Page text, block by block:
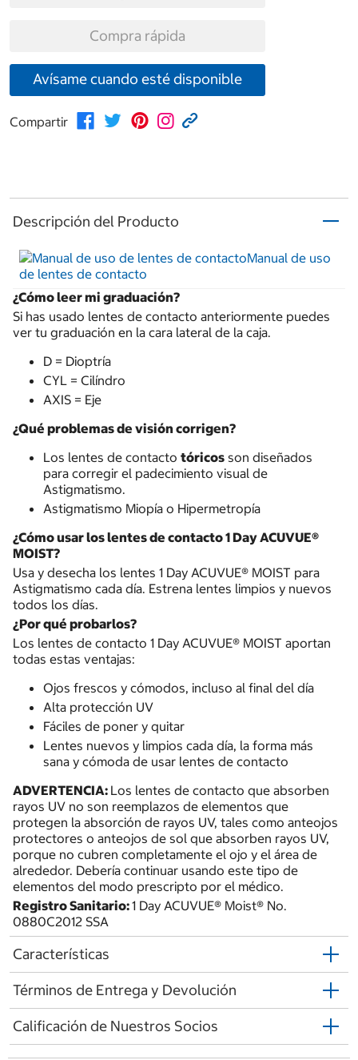
Compra rápida
Avísame cuando esté disponible
Compartir
Descripción del Producto
Manual de uso
de lentes de contacto
¿Cómo leer mi graduación?
Si has usado lentes de contacto anteriormente puedes
ver tu graduación en la cara lateral de la caja.
D = Dioptría
CYL = Cilíndro
AXIS = Eje
¿Qué problemas de visión corrigen?
Los lentes de contacto tóricosson diseñados
para corregir el padecimiento visual de
Astigmatismo.
Astigmatismo Miopía o Hipermetropía
¿Cómo usar los lentes de contacto 1 Day ACUVUE®
MOIST?
Usa y desecha los lentes 1 Day ACUVUE® MOIST para
Astigmatismo cada día. Estrena lentes limpios y nuevos
todos los días.
¿Por qué probarlos?
Los lentes de contacto 1 Day ACUVUE® MOIST aportan
todas estas ventajas:
Ojos frescos y cómodos, incluso al final del día
Alta protección UV
Fáciles de poner y quitar
Lentes nuevos y limpios cada día, la forma más
sana y cómoda de usar lentes de contacto
ADVERTENCIA: Los lentes de contacto que absorben
rayos UV no son reemplazos de elementos que
protegen la absorción de rayos UV, tales como anteojos
protectores o anteojos de sol que absorben rayos UV,
porque no cubren completamente el ojo y el área de
alrededor. Debería continuar usando este tipo de
elementos del modo prescripto por el médico.
Registro Sanitario:1 Day ACUVUE® Moist® No.
0880C2012 SSA
Características
Términos de Entrega y Devolución
Calificación de Nuestros Socios